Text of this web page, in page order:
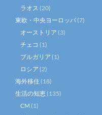
ラオス (20)
東欧・中央ヨーロッパ (7)
オーストリア (3)
チェコ (1)
ブルガリア (1)
ロシア (2)
海外移住 (18)
生活の知恵 (135)
CM (1)